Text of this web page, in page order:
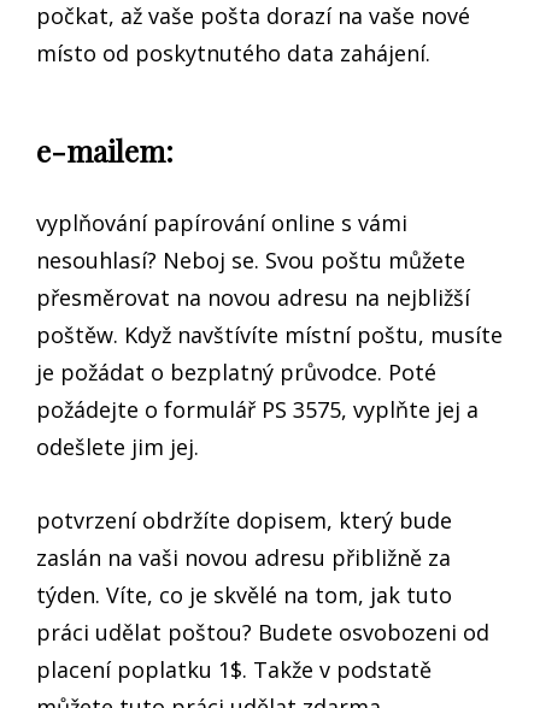
počkat, až vaše pošta dorazí na vaše nové
místo od poskytnutého data zahájení.
e-mailem:
vyplňování papírování online s vámi
nesouhlasí? Neboj se. Svou poštu můžete
přesměrovat na novou adresu na nejbližší
poštěw. Když navštívíte místní poštu, musíte
je požádat o bezplatný průvodce. Poté
požádejte o formulář PS 3575, vyplňte jej a
odešlete jim jej.
potvrzení obdržíte dopisem, který bude
zaslán na vaši novou adresu přibližně za
týden. Víte, co je skvělé na tom, jak tuto
práci udělat poštou? Budete osvobozeni od
placení poplatku 1$. Takže v podstatě